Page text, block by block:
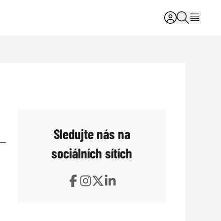
Sledujte nás na
sociálních sítích